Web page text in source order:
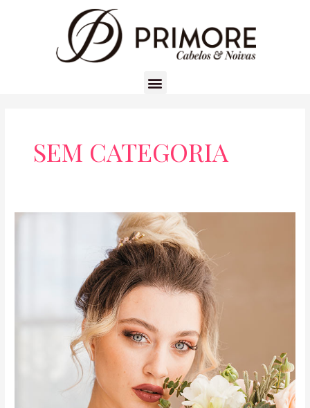
SEM CATEGORIA